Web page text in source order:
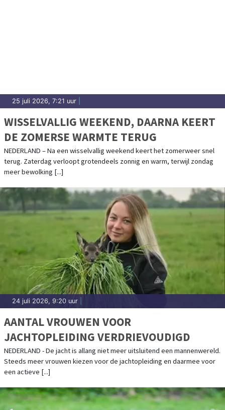
25 juli 2026, 7:21 uur
WISSELVALLIG WEEKEND, DAARNA KEERT
DE ZOMERSE WARMTE TERUG
NEDERLAND – Na een wisselvallig weekend keert het zomerweer snel
terug. Zaterdag verloopt grotendeels zonnig en warm, terwijl zondag
meer bewolking [...]
24 juli 2026, 9:20 uur
AANTAL VROUWEN VOOR
JACHTOPLEIDING VERDRIEVOUDIGD
NEDERLAND - De jacht is allang niet meer uitsluitend een mannenwereld.
Steeds meer vrouwen kiezen voor de jachtopleiding en daarmee voor
een actieve [...]